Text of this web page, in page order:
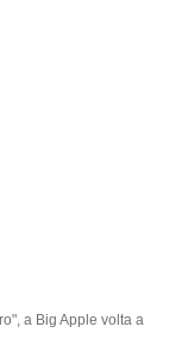
a Big Apple volta a